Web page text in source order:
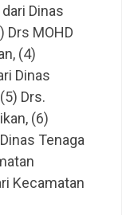
Dinas
Drs MOHD
(4)
Dinas
Drs.
(6)
Tenaga
Kecamatan